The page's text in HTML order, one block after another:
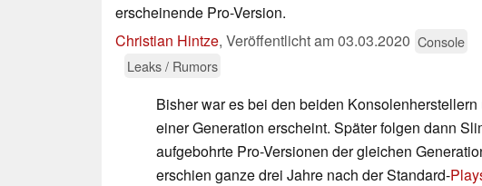
erscheinende Pro-Version.
Christian Hintze, Veröffentlicht am03.03.2020 Console
Leaks / Rumors
Bisher war es bei den beiden
einer Generation erscheint. Später folgen dann
aufgebohrte Pro-Versionen der gleichen
erschien ganze drei Jahre nach der Standard-